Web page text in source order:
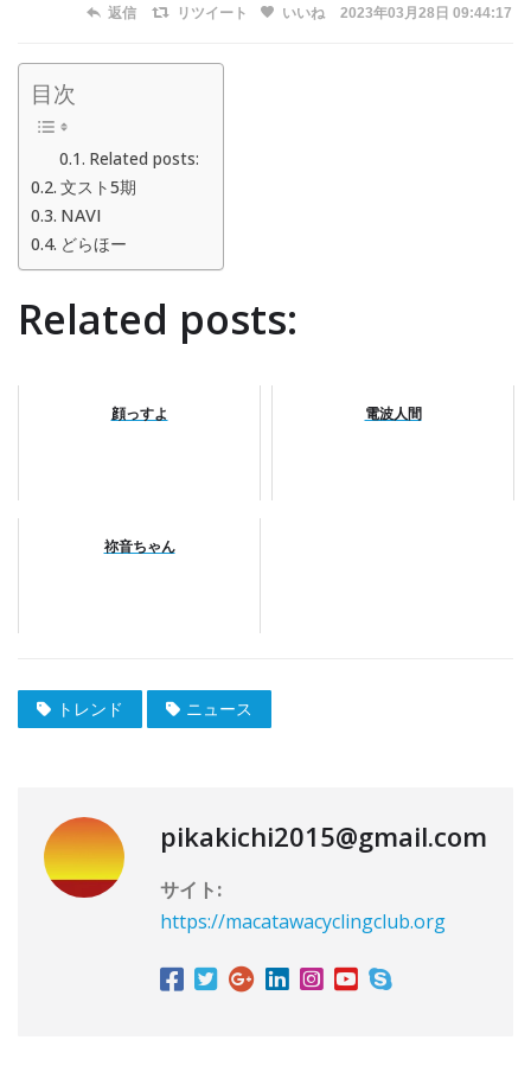
返信 リツイート いいね 2023年03月28日 09:44:17
目次
Related posts:
文スト5期
NAVI
どらほー
Related posts:
顔っすよ 電波人間
祢音ちゃん
トレンド ニュース
pikakichi2015@gmail.com
サイト:
https://macatawacyclingclub.org